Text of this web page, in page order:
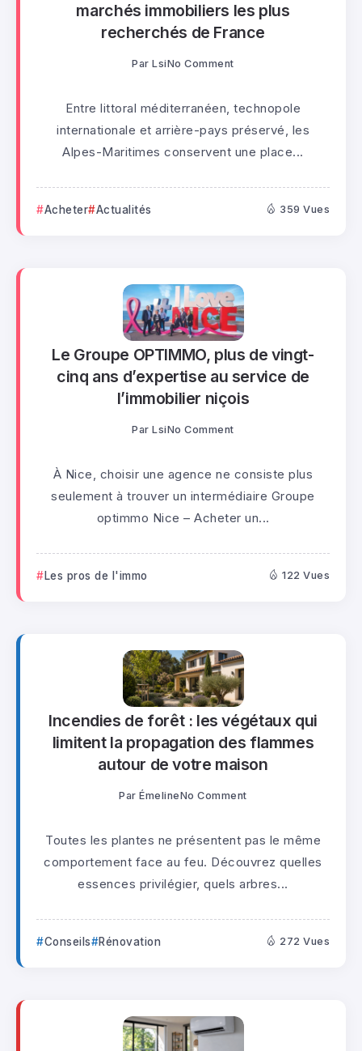
marchés immobiliers les plus
recherchés de France
Par LsiNo Comment
Entre littoral méditerranéen, technopole
internationale et arrière-pays préservé, les
Alpes-Maritimes conservent une place...
Acheter Actualités 359 Vues
Le Groupe OPTIMMO, plus de vingt-
cinq ans d’expertise au service de
l’immobilier niçois
Par LsiNo Comment
À Nice, choisir une agence ne consiste plus
seulement à trouver un intermédiaire Groupe
optimmo Nice – Acheter un...
Les pros de l'immo 122 Vues
Incendies de forêt : les végétaux qui
limitent la propagation des flammes
autour de votre maison
Par ÉmelineNo Comment
Toutes les plantes ne présentent pas le même
comportement face au feu. Découvrez quelles
essences privilégier, quels arbres...
Conseils Rénovation 272 Vues